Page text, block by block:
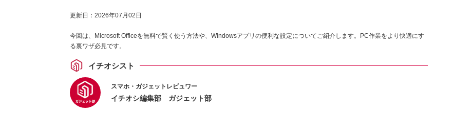
更新日： 2026年07月02日
今回は、Microsoft Officeを無料で賢く使う方法や、Windowsアプリの便利な設定についてご紹介します。PC作業をより快適にす
る裏ワザ必見です。
イチオシスト
スマホ・ガジェットレビュワー
イチオシ編集部 ガジェット部